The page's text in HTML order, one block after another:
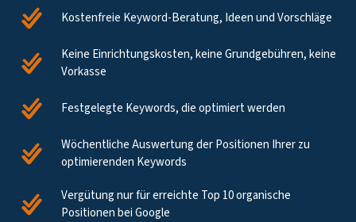
Kostenfreie Keyword-Beratung, Ideen und Vorschläge
Keine Einrichtungskosten, keine Grundgebühren, keine
Vorkasse
Festgelegte Keywords, die optimiert werden
Wöchentliche Auswertung der Positionen Ihrer zu
optimierenden Keywords
Vergütung nur für erreichte Top 10 organische
Positionen bei Google